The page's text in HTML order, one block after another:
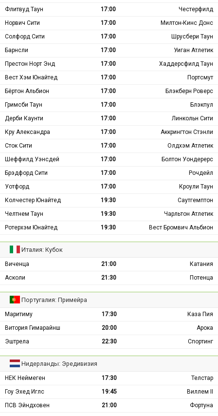
Флитвуд Таун
17:00
Честерфилд
Норвич Сити
17:00
Милтон-Кинс Донс
Солфорд Сити
17:00
Шрусбери Таун
Барнсли
17:00
Уиган Атлетик
Престон Норт Энд
17:00
Хаддерсфилд Таун
Вест Хэм Юнайтед
17:00
Портсмут
Бёртон Альбион
17:00
Блэкберн Роверс
Гримсби Таун
17:00
Блэкпул
Дерби Каунти
17:00
Линкольн Сити
Кру Александра
17:00
Аккрингтон Стэнли
Сток Сити
17:00
Олдхэм Атлетик
Шеффилд Уэнсдей
17:00
Болтон Уондерерс
Брэдфорд Сити
17:00
Рочдейл
Уотфорд
17:00
Кроули Таун
Колчестер Юнайтед
19:30
Саутгемптон
Челтнем Таун
19:30
Чарльтон Атлетик
Ротерхэм Юнайтед
19:30 Вест Бромвич Альбион
Италия: Кубок
Виченца 21:00
Катания
Асколи
21:30 Потенца
Португалия: Примейра
Маритиму 17:30
Каза Пия
Витория Гимарайнш
20:00
Арока
Эштрела
22:30 Спортинг
Нидерланды: Эредивизия
НЕК Неймеген 17:30
Телстар
Гоу Эхед Иглс
19:45
Виллем II
ПСВ Эйндховен
21:00
Фортуна